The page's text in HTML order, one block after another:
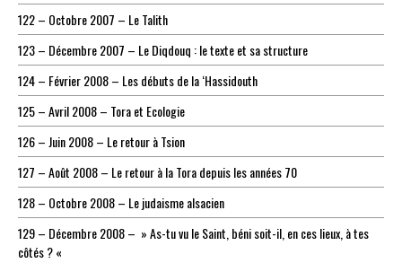
122 – Octobre 2007 – Le Talith
123 – Décembre 2007 – Le Diqdouq : le texte et sa structure
124 – Février 2008 – Les débuts de la ‘Hassidouth
125 – Avril 2008 – Tora et Ecologie
126 – Juin 2008 – Le retour à Tsion
127 – Août 2008 – Le retour à la Tora depuis les années 70
128 – Octobre 2008 – Le judaisme alsacien
129 – Décembre 2008 – » As-tu vu le Saint, béni soit-il, en ces lieux, à tes
côtés ? «